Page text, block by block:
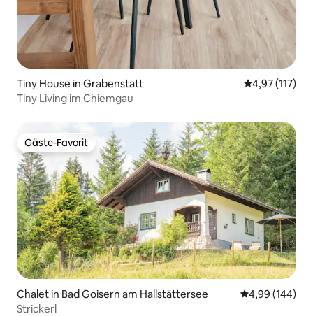
Tiny House in Grabenstätt
4,97 (117)
Tiny Living im Chiemgau
Gäste-Favorit
Gäste-Favorit
Chalet in Bad Goisern am Hallstättersee
4,99 (144)
Strickerl